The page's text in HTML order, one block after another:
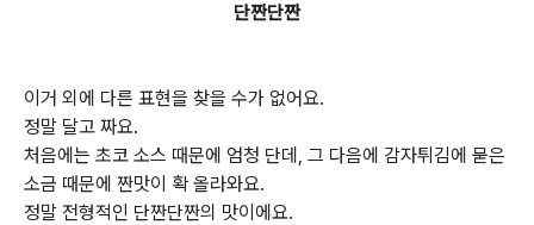
단짠단짠
이거 외에 다른 표현을 찾을 수가 없어요.
정말 달고 짜요.
처음에는 초코 소스 때문에 엄청 단데, 그 다음에 감자튀김에 묻은
소금 때문에 짠맛이 확 올라와요.
정말 전형적인 단짠단짠의 맛이에요.